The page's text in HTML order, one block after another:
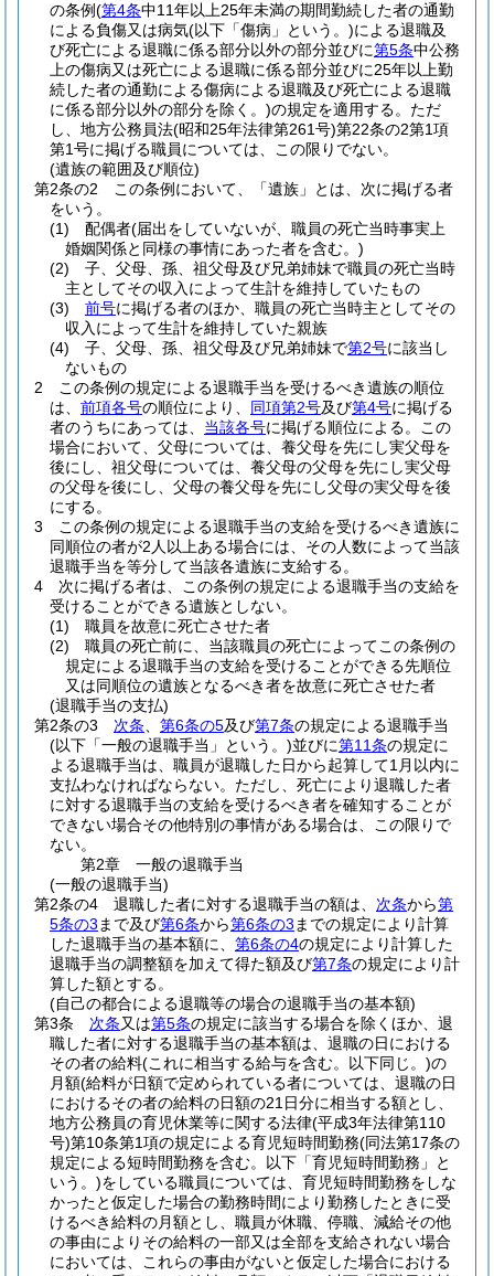
の条例(第4条中11年以上25年未満の期間勤続した者の通勤
による負傷又は病気(以下「傷病」という。)による退職及
び死亡による退職に係る部分以外の部分並びに第5条中公務
上の傷病又は死亡による退職に係る部分並びに25年以上勤
続した者の通勤による傷病による退職及び死亡による退職
に係る部分以外の部分を除く。)の規定を適用する。 ただ
し、地方公務員法(昭和25年法律第261号)第22条の2第1項
第1号に掲げる職員については、この限りでない。
(遺族の範囲及び順位)
第2条の2
この条例において、「遺族」とは、次に掲げる者
をいう。
(1)
配偶者(届出をしていないが、職員の死亡当時事実上
婚姻関係と同様の事情にあった者を含む。)
(2)
子、父母、孫、祖父母及び兄弟姉妹で職員の死亡当時
主としてその収入によって生計を維持していたもの
(3)
前号に掲げる者のほか、職員の死亡当時主としてその
収入によって生計を維持していた親族
(4)
子、父母、孫、祖父母及び兄弟姉妹で第2号に該当し
ないもの
2
この条例の規定による退職手当を受けるべき遺族の順位
は、 前項各号の順位により、 同項第2号及び第4号に掲げる
者のうちにあっては、 当該各号に掲げる順位による。
この
場合において、父母については、養父母を先にし実父母を
後にし、祖父母については、養父母の父母を先にし実父母
の父母を後にし、父母の養父母を先にし父母の実父母を後
にする。
3
この条例の規定による退職手当の支給を受けるべき遺族に
同順位の者が2人以上ある場合には、その人数によって当該
退職手当を等分して当該各遺族に支給する。
4
次に掲げる者は、この条例の規定による退職手当の支給を
受けることができる遺族としない。
(1)
職員を故意に死亡させた者
(2)
職員の死亡前に、当該職員の死亡によってこの条例の
規定による退職手当の支給を受けることができる先順位
又は同順位の遺族となるべき者を故意に死亡させた者
(退職手当の支払)
第2条の3
次条 第6条の5及び第7条の規定による退職手当
(以下「一般の退職手当」という。)並びに第11条の規定に
よる退職手当は、職員が退職した日から起算して1月以内に
支払わなければならない。 ただし、死亡により退職した者
に対する退職手当の支給を受けるべき者を確知することが
できない場合その他特別の事情がある場合は、この限りで
ない。
第2章
一般の退職手当
(一般の退職手当)
第2条の4
退職した者に対する退職手当の額は、 次条から第
5条の3 まで及び第6条から第6条の3 までの規定により計算
した退職手当の基本額に、 第6条の4の規定により計算した
退職手当の調整額を加えて得た額及び第7条の規定により計
算した額とする。
(自己の都合による退職等の場合の退職手当の基本額)
第3条
次条又は第5条の規定に該当する場合を除くほか、退
職した者に対する退職手当の基本額は、退職の日における
その者の給料(これに相当する給与を含む。以下同じ。)の
月額(給料が日額で定められている者については、退職の日
におけるその者の給料の日額の21日分に相当する額とし、
地方公務員の育児休業等に関する法律(平成3年法律第110
号)第10条第1項の規定による育児短時間勤務(同法第17条の
規定による短時間勤務を含む。以下「育児短時間勤務」と
いう。)をしている職員については、育児短時間勤務をしな
かったと仮定した場合の勤務時間により勤務したときに受
けるべき給料の月額とし、職員が休職、停職、減給その他
の事由によりその給料の一部又は全部を支給されない場合
においては、これらの事由がないと仮定した場合における